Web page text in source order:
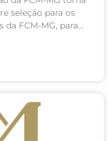
seleção para os
FCM-MG, para